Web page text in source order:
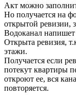
Акт можно
Но получается на
открытой ревизии,
Водоканал
Открыта ревизия,
этажи.
Получается если
потекут квартиры
откроют ее, вся
повторяется.